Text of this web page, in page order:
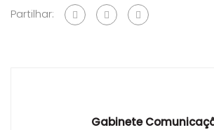
Partilhar:
Gabinete